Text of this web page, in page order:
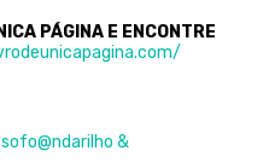
PÁGINA E ENCONTRE
&